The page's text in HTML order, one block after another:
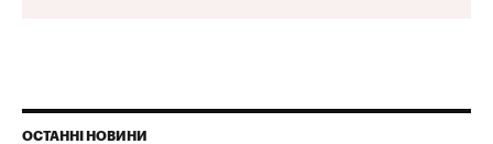
ОСТАННІ НОВИНИ